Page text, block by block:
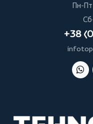
Пн-
+38